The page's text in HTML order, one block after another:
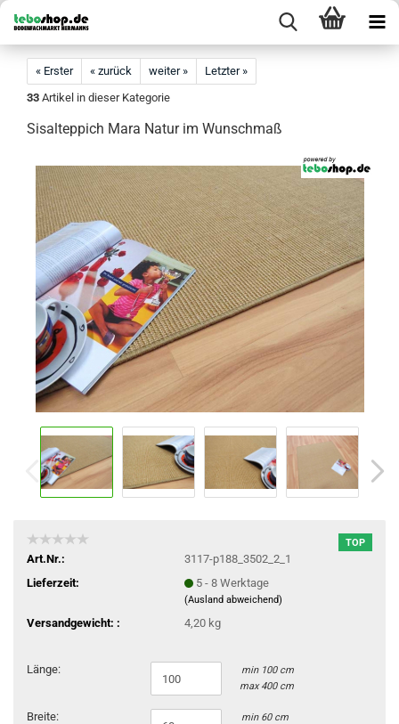
« Erster « zurück weiter »
Letzter »
33 Artikel in dieser Kategorie
Sisalteppich Mara Natur im Wunschmaß
TOP
Art.Nr.:
3117-p188_3502_2_1
Lieferzeit:
5 - 8 Werktage
(Ausland abweichend)
Versandgewicht: : 4,20 kg
Länge:
min 100 cm
max 400 cm
Breite:
min 60 cm